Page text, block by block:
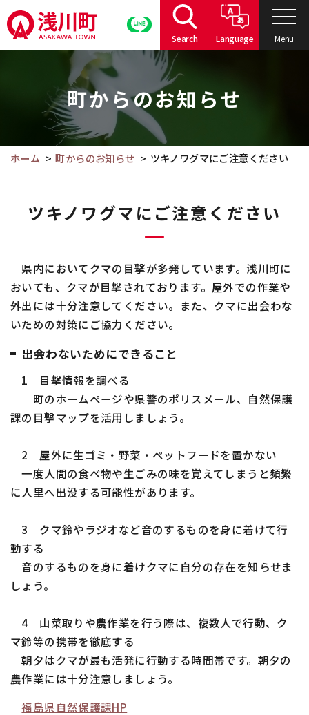
の
ペ
へ
Search Language Menu
文
町からのお知らせ
ホーム 町からのお知らせ ツキノワグマにご注意ください
ツキノワグマにご注意ください
県内においてクマの目撃が多発しています。浅川町に
おいても、クマが目撃されております。屋外での作業や
外出には十分注意してください。また、クマに出会わな
いための対策にご協力ください。
出会わないためにできること
1 目撃情報を調べる
町のホームページや県警のポリスメール、自然保護
課の目撃マップを活用しましょう。
2 屋外に生ゴミ・野菜・ペットフードを置かない
一度人間の食べ物や生ごみの味を覚えてしまうと頻繁
に人里へ出没する可能性があります。
3 クマ鈴やラジオなど音のするものを身に着けて行
動する
音のするものを身に着けクマに自分の存在を知らせま
しょう。
4 山菜取りや農作業を行う際は、複数人で行動、ク
マ鈴等の携帯を徹底する
朝夕はクマが最も活発に行動する時間帯です。朝夕の
農作業には十分注意しましょう。
福島県自然保護課HP